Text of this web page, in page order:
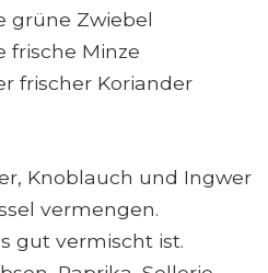
grüne Zwiebel
frische Minze
frischer Koriander
Knoblauch und Ingwer
vermengen.
gut vermischt ist.